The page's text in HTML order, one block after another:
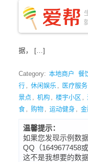
据， […]
Category: 本地商户 餐
行 , 休闲娱乐 , 医疗服务
景点 , 机构 , 楼宇小区 ,
食 , 购物 , 运动健身 ,
温馨提示：
如果您发现示例数
QQ（1649677458
这不是我想要的数据